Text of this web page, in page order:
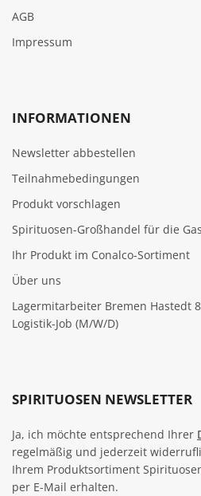
AGB
Impressum
INFORMATIONEN
Newsletter abbestellen
Teilnahmebedingungen
Produkt vorschlagen
Spirituosen-Großhandel für die
Ihr Produkt im Conalco-Sortiment
Über uns
Lagermitarbeiter Bremen Hastedt
Logistik-Job (M/W/D)
SPIRITUOSEN NEWSLETTER
Ja, ich möchte entsprechend Ihrer
regelmäßig und jederzeit
Ihrem Produktsortiment
per E-Mail erhalten.